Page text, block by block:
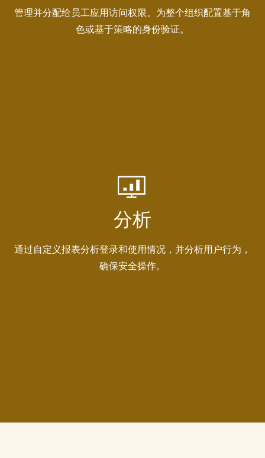
管理并分配给员工应用访问权限。为整个组织配置基于角
色或基于策略的身份验证。
分析
通过自定义报表分析登录和使用情况，并分析用户行为，
确保安全操作。